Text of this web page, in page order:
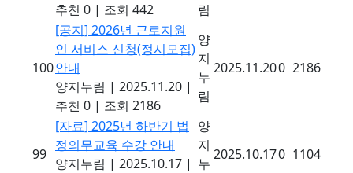
추천 0 | 조회 442
림
100
[공지] 2026년 근로지원
인 서비스 신청(정시모집)
안내
양지누림 | 2025.11.20 |
추천 0 | 조회 2186
양
지
누
림
2025.11.200 2186
99
[자료] 2025년 하반기 법
정의무교육 수강 안내
양지누림 | 2025.10.17 |
양
지
누
2025.10.170 1104